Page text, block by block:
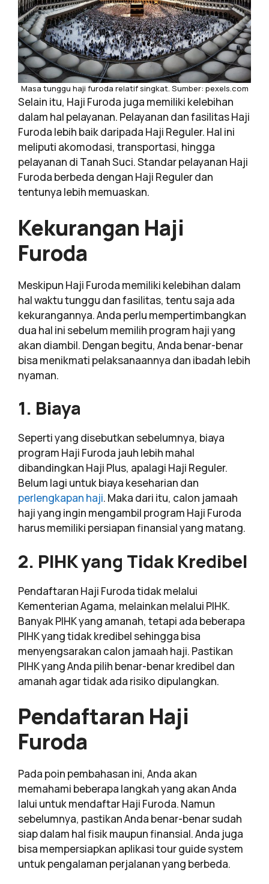
Masa tunggu haji furoda relatif singkat. Sumber: pexels.com
Selain itu, Haji Furoda juga memiliki kelebihan
dalam hal pelayanan. Pelayanan dan fasilitas Haji
Furoda lebih baik daripada Haji Reguler. Hal ini
meliputi akomodasi, transportasi, hingga
pelayanan di Tanah Suci. Standar pelayanan Haji
Furoda berbeda dengan Haji Reguler dan
tentunya lebih memuaskan.
Kekurangan Haji
Furoda
Meskipun Haji Furoda memiliki kelebihan dalam
hal waktu tunggu dan fasilitas, tentu saja ada
kekurangannya. Anda perlu mempertimbangkan
dua hal ini sebelum memilih program haji yang
akan diambil. Dengan begitu, Anda benar-benar
bisa menikmati pelaksanaannya dan ibadah lebih
nyaman.
1. Biaya
Seperti yang disebutkan sebelumnya, biaya
program Haji Furoda jauh lebih mahal
dibandingkan Haji Plus, apalagi Haji Reguler.
Belum lagi untuk biaya keseharian dan
perlengkapan haji. Maka dari itu, calon jamaah
haji yang ingin mengambil program Haji Furoda
harus memiliki persiapan finansial yang matang.
2. PIHK yang Tidak Kredibel
Pendaftaran Haji Furoda tidak melalui
Kementerian Agama, melainkan melalui PIHK.
Banyak PIHK yang amanah, tetapi ada beberapa
PIHK yang tidak kredibel sehingga bisa
menyengsarakan calon jamaah haji. Pastikan
PIHK yang Anda pilih benar-benar kredibel dan
amanah agar tidak ada risiko dipulangkan.
Pendaftaran Haji
Furoda
Pada poin pembahasan ini, Anda akan
memahami beberapa langkah yang akan Anda
lalui untuk mendaftar Haji Furoda. Namun
sebelumnya, pastikan Anda benar-benar sudah
siap dalam hal fisik maupun finansial. Anda juga
bisa mempersiapkan aplikasi tour guide system
untuk pengalaman perjalanan yang berbeda.